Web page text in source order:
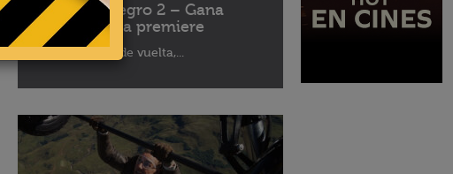
Teléfono Negro 2 – Gana
pases para la premiere
El Raptor está de vuelta,...